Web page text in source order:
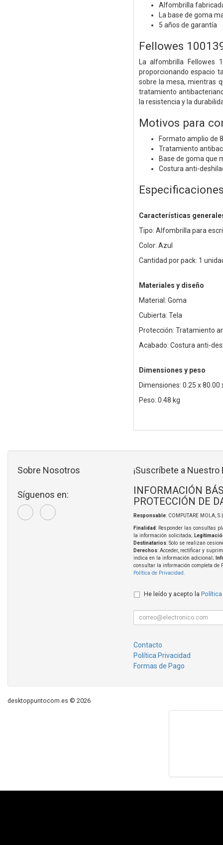
Alfombrilla
La base de goma
5 años de garantía
Fellowes
La alfombrilla Fellowes
proporcionando espacio
sobre la mesa, mientras
tratamiento
la resistencia y la
Motivos para
Formato amplio de
Tratamiento
Base de goma que
Costura anti-
Características
Tipo: Alfombrilla para
Color: Azul
Cantidad por pack: 1
Materiales y diseño
Material: Goma
Cubierta: Tela
Protección: Tratamiento
Acabado: Costura anti-
Dimensiones y peso
Dimensiones: 0.25 x 80.00
Peso: 0.48 kg
Sobre Nosotros
Síguenos en:
¡Suscríbete a Nuestro
INFORMACIÓN
PROTECCIÓN DE
Responsable: COMPUTARE MOLA,
Finalidad: Responder las consultas
la información solicitada;
Destinatarios: Solo se realizan
Derechos: Acceder, rectificar y
indica en la información adicional;
consultar la información completa de
Política de Privacidad
He leído y acepto la Política
Contacto
Política Privacidad
Formas de Pago
desktoppuntocom.es © 2026